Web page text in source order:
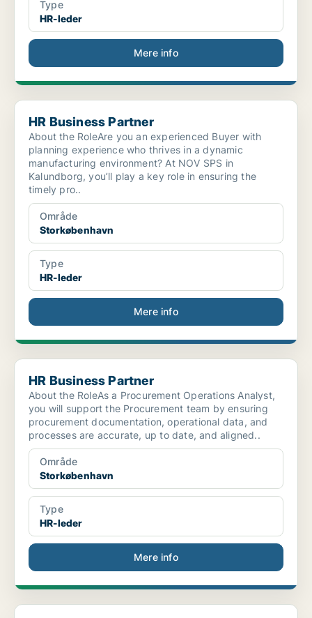
Type
HR-leder
Mere info
HR Business Partner
HR Business Partner
About the RoleAre you an experienced Buyer with
planning experience who thrives in a dynamic
manufacturing environment? At NOV SPS in
Kalundborg, you’ll play a key role in ensuring the
timely pro..
Område
Storkøbenhavn
Type
HR-leder
Mere info
HR Business Partner
HR Business Partner
About the RoleAs a Procurement Operations Analyst,
you will support the Procurement team by ensuring
procurement documentation, operational data, and
processes are accurate, up to date, and aligned..
Område
Storkøbenhavn
Type
HR-leder
Mere info
HR Partner